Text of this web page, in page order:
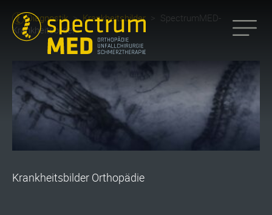
Diagnostik>Krankheitsbilder > SpectrumMED-
Krankheitsbilder
Krankheitsbilder Orthopädie